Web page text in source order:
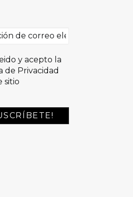
y acepto la
de Privacidad
sitio